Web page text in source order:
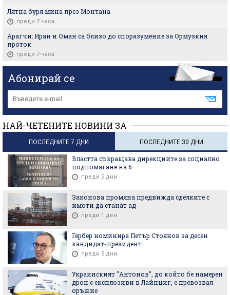
Лятна буря мина през Монтана
преди 7 часа
Арагчи: Иран и Оман са близо до споразумение за Ормузкия
проток
преди 7 часа
Абонирай се
НАЙ-ЧЕТЕНИТЕ НОВИНИ ЗА
ПОСЛЕДНИТЕ 7 ДНИ ПОСЛЕДНИТЕ 30 ДНИ
Властта съкращава дирекциите за социално
подпомагане на 6
преди 2 дни
Законова промяна предвижда сделките с
имоти да станат ад
преди 1 ден
Гербер номинира Петър Стоянов за десен
кандидат-президент
преди 5 дни
Украинският "Антонов", до който бе намерен
дрон с експлозиви в Лайпциг, е превозвал
оръжие